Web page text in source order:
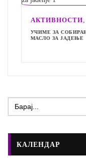
АКТИВНОСТИ,
УЧИМЕ ЗА
МАСЛО ЗА ЈАДЕЊЕ
Search
for:
КАЛЕНДАР